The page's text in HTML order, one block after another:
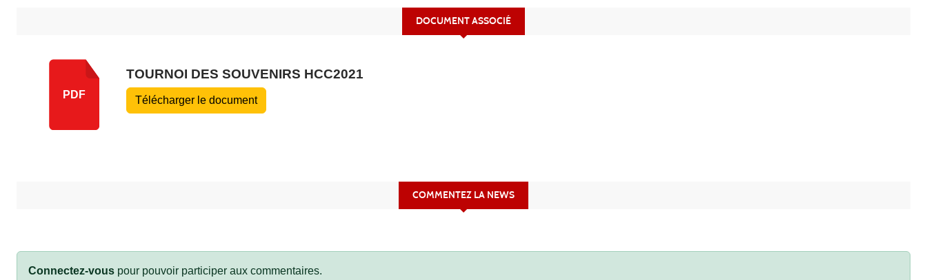
DOCUMENT ASSOCIÉ
PDF
TOURNOI DES SOUVENIRS HCC2021
Télécharger le document
COMMENTEZ LA NEWS
Connectez-vous pour pouvoir participer aux commentaires.